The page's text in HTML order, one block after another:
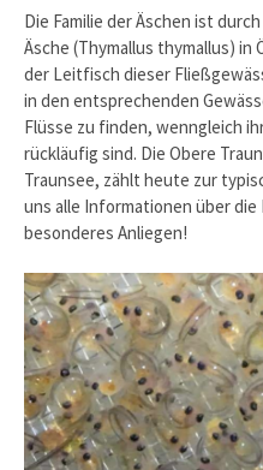
Die Familie der Äschen ist
Äsche (Thymallus thymallus)
der Leitfisch dieser
in den entsprechenden
Flüsse zu finden, wenngleich
rückläufig sind. Die Obere
Traunsee, zählt heute zur
uns alle Informationen über
besonderes Anliegen!